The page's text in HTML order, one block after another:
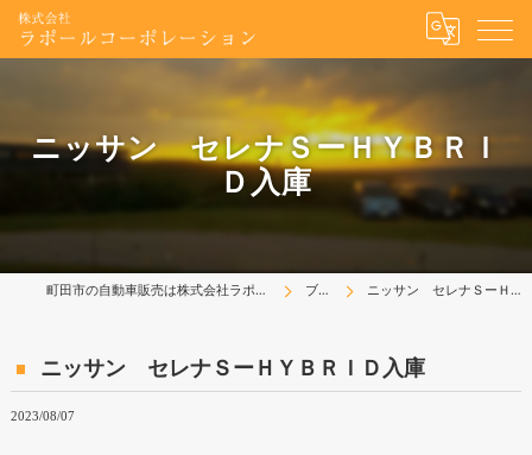
ニッサン セレナＳーＨＹＢＲＩ
Ｄ入庫
町田市の自動車販売は株式会社ラポールコーポレーション ブログ ニッサン セレナＳーＨＹＢＲＩＤ入庫
ニッサン セレナＳーＨＹＢＲＩＤ入庫
2023/08/07